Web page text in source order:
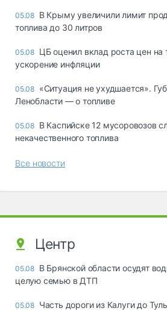
05.08 В Крыму увеличили лимит
топлива до 30 литров
05.08 ЦБ оценил вклад роста цен на
ускорение инфляции
05.08 «Ситуация не ухудшается».
Ленобласти — о топливе
05.08 В Каспийске 12 мусоровозов
некачественного топлива
Все новости
Центр
05.08 В Брянской области осудят
целую семью в ДТП
05.08 Часть дороги из Калуги до